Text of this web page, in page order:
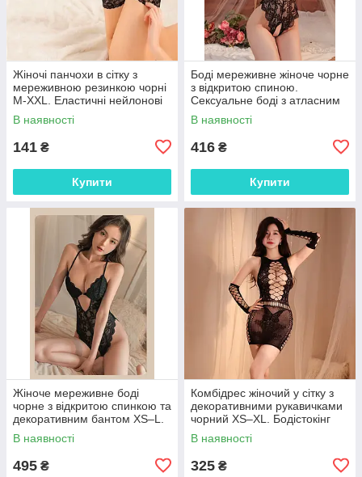
Жіночі панчохи в сітку з
мереживною резинкою чорні
M-XXL. Еластичні нейлонові
панчохи для пояса
В наявності
141 ₴
Купити
Боді мереживне жіноче чорне
з відкритою спиною.
Сексуальне боді з атласним
бантом XS–XL
В наявності
416 ₴
Купити
Жіноче мереживне боді
чорне з відкритою спинкою та
декоративним бантом XS–L.
Елегантне боді з глибоким V-
подібним вирізом
В наявності
495 ₴
Комбідрес жіночий у сітку з
декоративними рукавичками
чорний XS–XL. Бодістокінг
жіночий еластичний із
ажурним візерунком
В наявності
325 ₴